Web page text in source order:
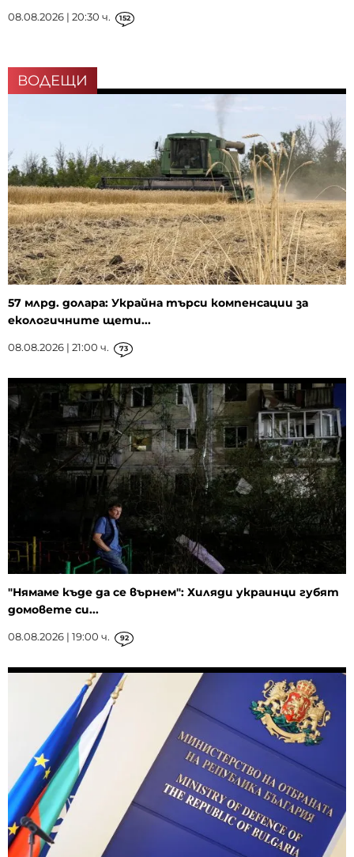
08.08.2026 | 20:30 ч. 152
ВОДЕЩИ
57 млрд. долара: Украйна търси компенсации за
екологичните щети...
08.08.2026 | 21:00 ч. 73
"Нямаме къде да се върнем": Хиляди украинци губят
домовете си...
08.08.2026 | 19:00 ч. 92